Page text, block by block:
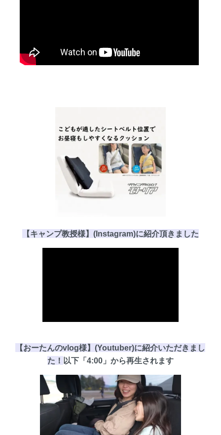
【キャンプ教授様】(Instagram)に紹介頂き ました
【おーたんのvlog様】(Youtuber)に紹介いただきまし
た！ 以下「4:00」 から再生されます